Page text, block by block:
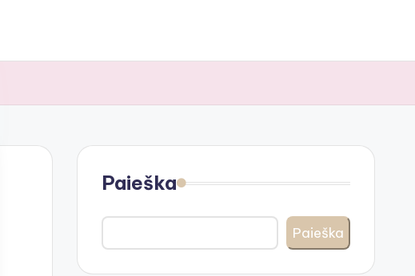
Paieška
Paieška